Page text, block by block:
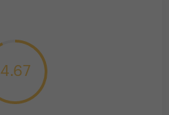
4.67